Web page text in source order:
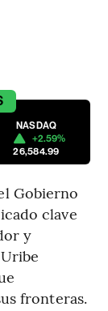
NASDAQ
+2.59%
26,584.99
Gobierno
clave
y
fronteras.